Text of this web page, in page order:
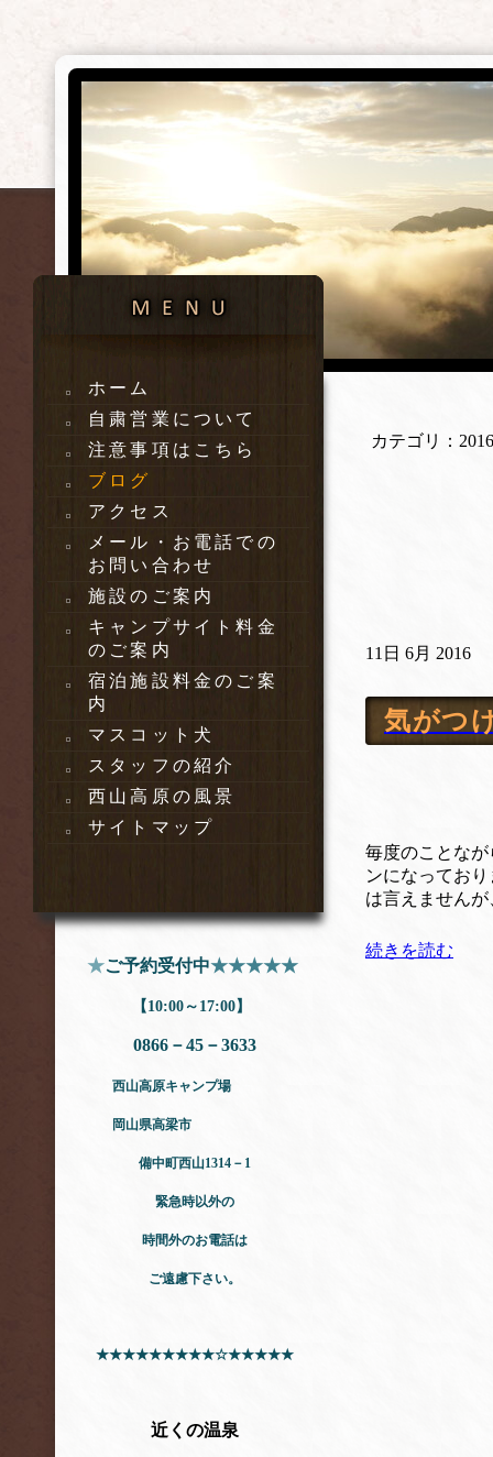
ホーム
自粛営業について
注意事項はこちら
ブログ
アクセス
メール・お電話での
お問い合わせ
施設のご案内
キャンプサイト料金
のご案内
宿泊施設料金のご案
内
マスコット犬
スタッフの紹介
西山高原の風景
サイトマップ
★ご予約受付中★★★★★
【10:00～17:00】
0866－45－3633
西山高原キャンプ場
岡山県高梁市
備中町西山1314－1
緊急時以外の
時間外のお電話は
ご遠慮下さい。
★★★★★★★★★☆★★★★★
近くの温泉
カテゴリ：2016
11日 6月 2016
気がつ
毎度のことな
ンになってお
は言えません
続きを読む